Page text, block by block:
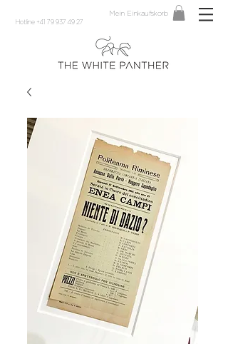
Hotline +41 79 937 49 27
Mein Einkaufskorb